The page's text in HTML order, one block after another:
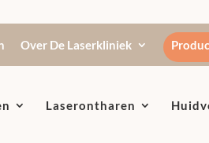
Over De Laserkliniek
Laserontharen